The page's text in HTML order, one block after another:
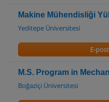
Makine Mühendisliği
Yeditepe Üniversitesi
E-
M.S. Program in
Boğaziçi Üniversitesi